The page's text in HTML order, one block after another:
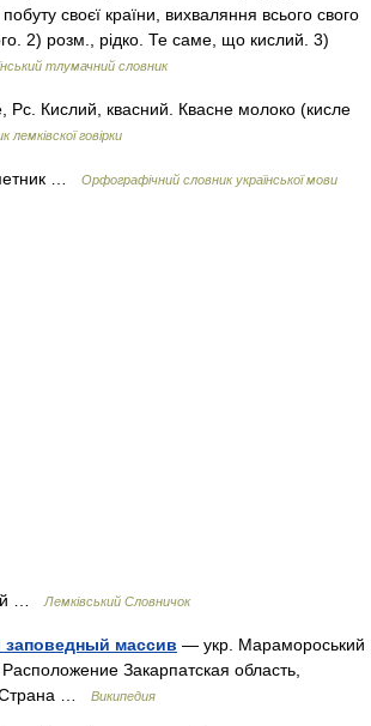
своєї країни, вихваляння всього свого
2) розм., рідко. Те саме, що кислий. 3)
тлумачний словник
Кислий, квасний. Квасне молоко (кисле
лемківскої говірки
… Орфографічний словник української мови
… Лемківський Словничок
массив — укр. Марамороський
Закарпатская область,
Страна …
Википедия